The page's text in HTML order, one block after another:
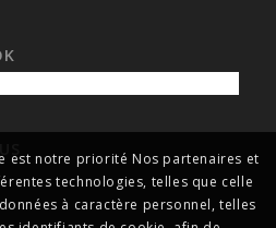
est notre priorité Nos partenaires et
technologies, telles que celle
à caractère personnel, telles